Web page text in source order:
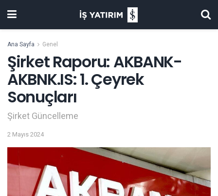
Ana Sayfa Genel
Şirket Raporu: AKBANK-
AKBNK.IS: 1. Çeyrek
Sonuçları
Şirket Güncelleme
2 Mayıs 2024